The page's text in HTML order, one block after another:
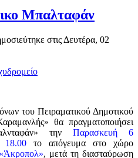
Μπαλταφάν
στις Δευτέρα, 02
του Πειραματικού Δημοτικού
θα πραγματοποιήσει
την Παρασκευή 6
18.00 το απόγευμα στο χώρο
, μετά τη διασταύρωση